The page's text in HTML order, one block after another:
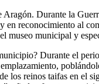
Durante la
en reconocimiento al
museo municipal y
Durante el
los reinos taifas en el